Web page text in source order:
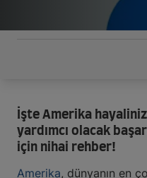
İşte Amerika
yardımcı olacak
için nihai rehber!
Amerika, dünyanın en